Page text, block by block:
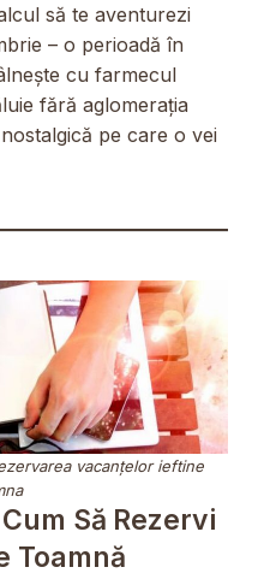
să te aventurezi
– o perioadă în
cu farmecul
fără aglomerația
pe care o vei
vacanțelor ieftine
Să Rezervi
Toamnă